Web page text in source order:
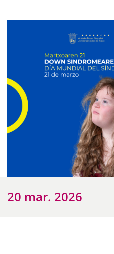
20 mar. 2026